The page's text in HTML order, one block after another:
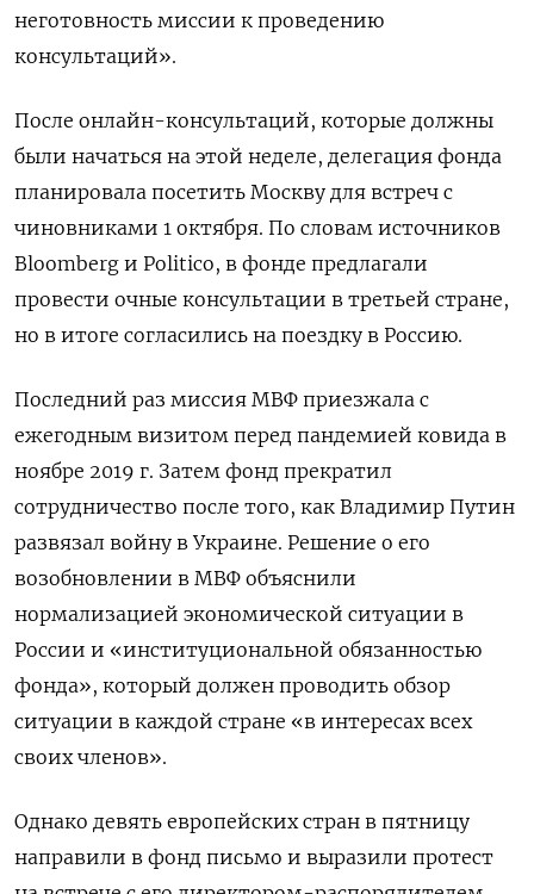
неготовность миссии к проведению
консультаций».
После онлайн-консультаций, которые должны
были начаться на этой неделе, делегация фонда
планировала посетить Москву для встреч с
чиновниками 1 октября. По словам источников
Bloomberg и Politico, в фонде предлагали
провести очные консультации в третьей стране,
но в итоге согласились на поездку в Россию.
Последний раз миссия МВФ приезжала с
ежегодным визитом перед пандемией ковида в
ноябре 2019 г. Затем фонд прекратил
сотрудничество после того, как Владимир Путин
развязал войну в Украине. Решение о его
возобновлении в МВФ объяснили
нормализацией экономической ситуации в
России и «институциональной обязанностью
фонда», который должен проводить обзор
ситуации в каждой стране «в интересах всех
своих членов».
Однако девять европейских стран в пятницу
направили в фонд письмо и выразили протест